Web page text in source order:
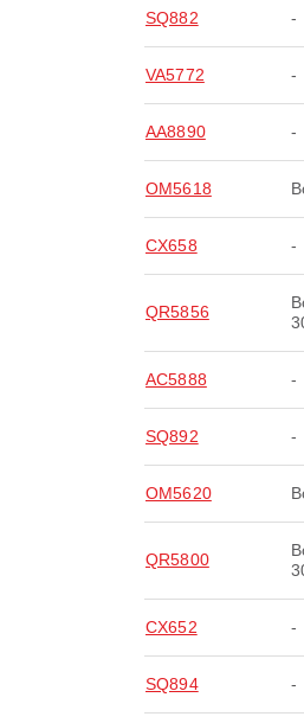
SQ882 -
VA5772 -
AA8890 -
OM5618
CX658 -
QR5856
AC5888 -
SQ892 -
OM5620
QR5800
CX652 -
SQ894 -